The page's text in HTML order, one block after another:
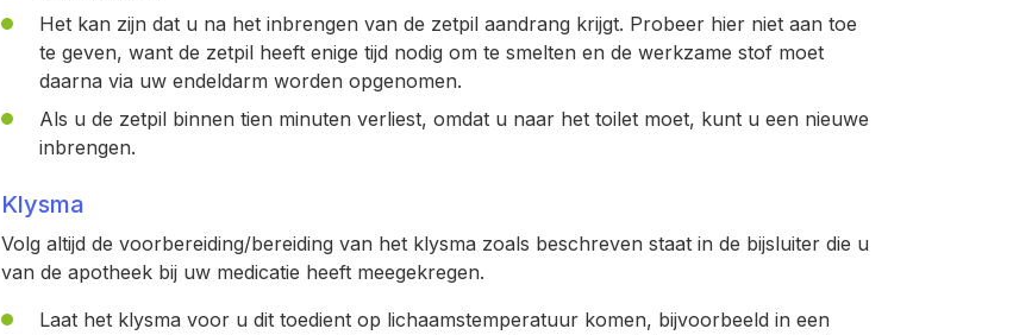
Het kan zijn dat u na het inbrengen van de zetpil aandrang krijgt. Probeer hier niet aan toe
te geven, want de zetpil heeft enige tijd nodig om te smelten en de werkzame stof moet
daarna via uw endeldarm worden opgenomen.
Als u de zetpil binnen tien minuten verliest, omdat u naar het toilet moet, kunt u een nieuwe
inbrengen.
Klysma
Volg altijd de voorbereiding/bereiding van het klysma zoals beschreven staat in de bijsluiter die u
van de apotheek bij uw medicatie heeft meegekregen.
Laat het klysma voor u dit toedient op lichaamstemperatuur komen, bijvoorbeeld in een